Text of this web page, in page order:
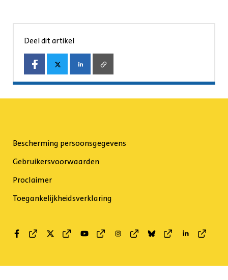
Deel dit artikel
Bescherming persoonsgegevens
Gebruikersvoorwaarden
Proclaimer
Toegankelijkheidsverklaring
Facebook Twitter Youtube InstagramBluesky Linkedin